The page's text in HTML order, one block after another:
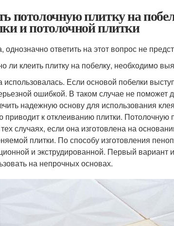
потолочную плитку на
и потолочной плитки
однозначно ответить на этот вопрос не
ли клеить плитку на побелку, необходимо
использовалась. Если основой побелки
ошибкой. В таком случае не поможет
надежную основу для использования
приводит к отклеиванию плитки. Потолочную
случаях, если она изготовлена на
плитки. По способу изготовления
и экструдированной. Первый вариант
на непрочных основах.